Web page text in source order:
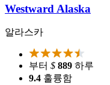
Westward Alaska
알라스카
부터 $ 889 하루
9.4 훌륭함